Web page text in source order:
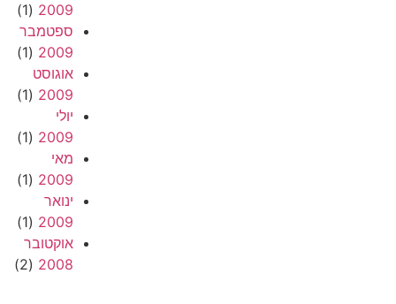
2009
(1)
ספטמבר
2009
(1)
אוגוסט
2009
(1)
יולי
2009
(1)
מאי
2009
(1)
ינואר
2009
(1)
אוקטובר
2008
(2)